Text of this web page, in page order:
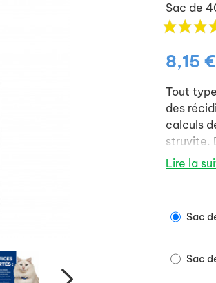
Sac de
8,15 €
Tout
des
calculs
struvite.
-
Contre-
Lire la
Sac
Sac